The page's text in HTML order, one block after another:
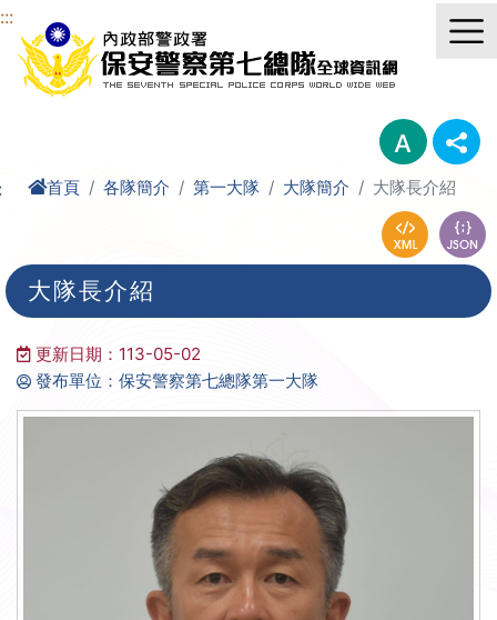
進入內容區塊
:::
首頁 各隊簡介 第一大隊 大隊簡介 大隊長介紹
大隊長介紹
更新日期：113-05-02
發布單位：保安警察第七總隊第一大隊